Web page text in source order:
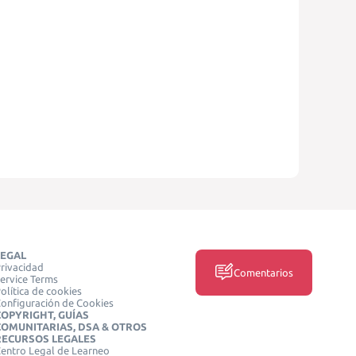
Terms
de cookies
de Cookies
GUÍAS
DSA & OTROS
LEGALES
Legal de Learneo
Comentarios